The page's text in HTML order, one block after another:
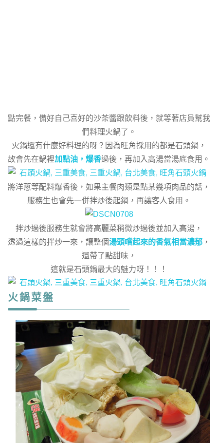
點完餐，備好自己喜好的沙茶醬跟飲料後，就等著店員幫我
們料理火鍋了。
火鍋還有什麼好料理的呀？因為旺角採用的都是石頭鍋，
故會先在鍋裡加點油，爆香過後，再加入高湯當湯底食用。
將洋蔥等配料爆香後，如果主餐肉類是點某幾項肉品的話，
服務生也會先一併拌炒後起鍋，再讓客人食用。
拌炒過後服務生就會將高麗菜稍微炒過後並加入高湯，
透過這樣的拌炒一來，讓整個湯頭嚐起來的香氣相當濃郁 ，
還帶了點甜味，
這就是石頭鍋最大的魅力呀！！！
火鍋菜盤